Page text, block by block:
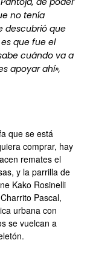
no tenía
descubrió que
que fue el
cuándo va a
apoyar ahí»,
que se está
comprar, hay
remates el
y la parrilla de
Kako Rosinelli
Pascal,
urbana con
se vuelcan a